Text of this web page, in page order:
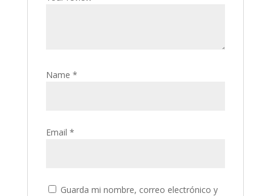
Name *
Email *
Guarda mi nombre, correo electrónico y